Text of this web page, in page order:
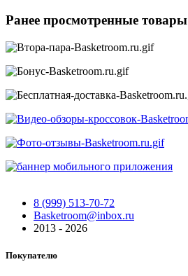
Ранее просмотренные товары
8 (999) 513-70-72
Basketroom@inbox.ru
2013 - 2026
Покупателю